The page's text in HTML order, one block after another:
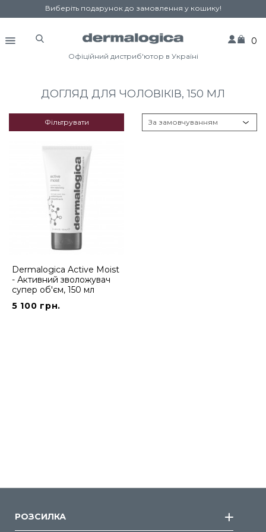
Виберіть подарунок до замовлення у кошику!
0
Офіційний дистриб'ютор в Україні
ДОГЛЯД ДЛЯ ЧОЛОВІКІВ, 150 МЛ
Фільтрувати
Dermalogica Active Moist
- Активний зволожувач
супер об'єм, 150 мл
5 100 грн.
РОЗСИЛКА